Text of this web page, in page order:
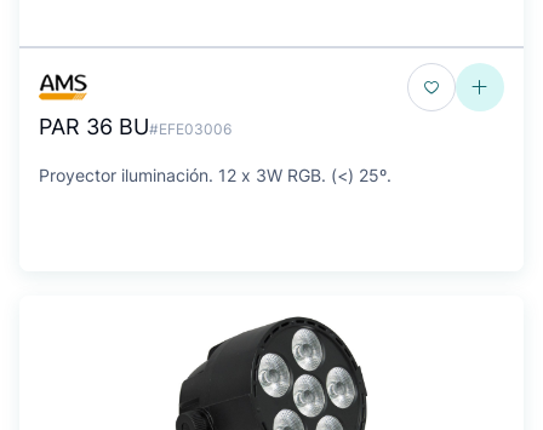
PAR 36 BU#EFE03006
Proyector iluminación. 12 x 3W RGB. (<) 25º.